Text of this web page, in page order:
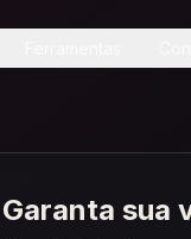
Garanta sua